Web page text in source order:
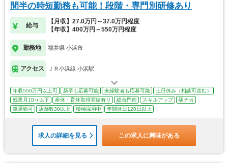
間半の時短勤務も可能！段階・専門別研修あり
給与
【月収】27.0万円～37.0万円程度
【年収】400万円～550万円程度
勤務地 福井県 小浜市
アクセス ＪＲ小浜線 小浜駅
年収550万円以上可 新卒も応募可能 未経験者も応募可能
土日休み（相談可含む）
残業月10ｈ以下
産休・育休取得実績有り 総合門前 スキルアップ
駅チカ
車通勤可
店舗数30以上 積極採用中 年間休日120日以上
求人の詳細を見る この求人に興味がある